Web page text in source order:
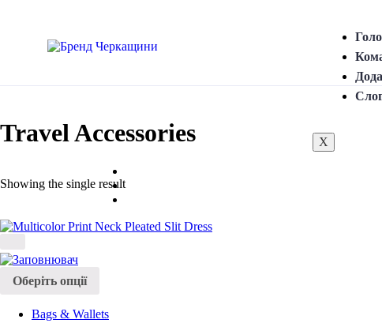
X
Travel Accessories
Showing the single result
Оберіть опції
Bags & Wallets